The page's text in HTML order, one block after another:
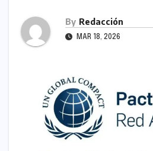
By Redacción
MAR 18, 2026